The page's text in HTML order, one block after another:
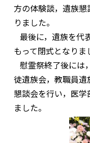
方の体験談，遺族
りました。
最後に，遺族を代
もって閉式となりま
慰霊祭終了後には
徒遺族会，教職員
懇談会を行い，医
ました。